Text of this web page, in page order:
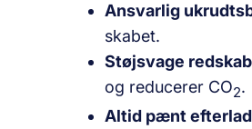
Ansvarlig
skabet.
Støjsvage
og reducerer CO2.
Altid pænt